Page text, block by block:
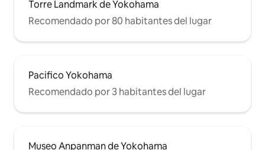
recomendable para vacaciones de
parejas, amigos, familia y damastros o
para viajeros de negocios que tendrán
una estancia de larga duración. Si estás
conmigo en cualquier momento ^ _ ^
Torre Landmark de Yokohama
Recomendado por 80 habitantes del lugar
Pacifico Yokohama
Recomendado por 3 habitantes del lugar
Museo Anpanman de Yokohama